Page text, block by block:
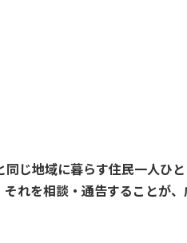
じ地域に暮らす住民一人ひ
れを相談・通告することが